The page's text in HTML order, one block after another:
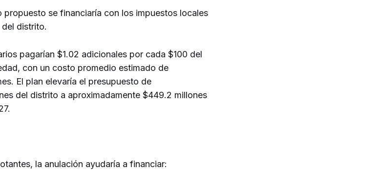
propuesto se financiaría con los impuestos locales
distrito.
pagarían $1.02 adicionales por cada $100 del
con un costo promedio estimado de
El plan elevaría el presupuesto de
del distrito a aproximadamente $449.2 millones
la anulación ayudaría a financiar: